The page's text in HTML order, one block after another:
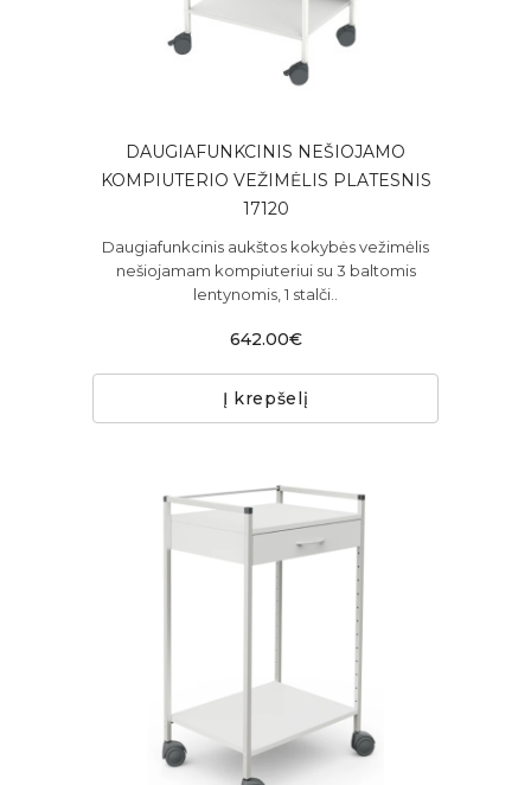
DAUGIAFUNKCINIS NEŠIOJAMO
KOMPIUTERIO VEŽIMĖLIS PLATESNIS
17120
Daugiafunkcinis aukštos kokybės vežimėlis
nešiojamam kompiuteriui su 3 baltomis
lentynomis, 1 stalči..
642.00€
Į krepšelį